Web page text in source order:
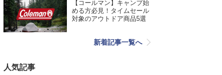
【コールマン】キャンプ始
める方必見！タイムセール
対象のアウトドア商品5選
新着記事一覧へ
人気記事